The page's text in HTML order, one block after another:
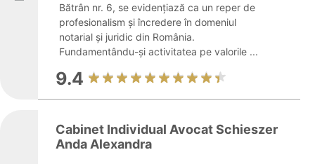
Bătrân nr. 6, se evidențiază ca un reper de
profesionalism și încredere în domeniul
notarial și juridic din România.
Fundamentându-și activitatea pe valorile ...
9.4
Cabinet Individual Avocat Schieszer
Anda Alexandra